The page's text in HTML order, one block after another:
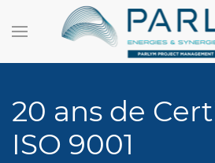
20 ans de
ISO 9001